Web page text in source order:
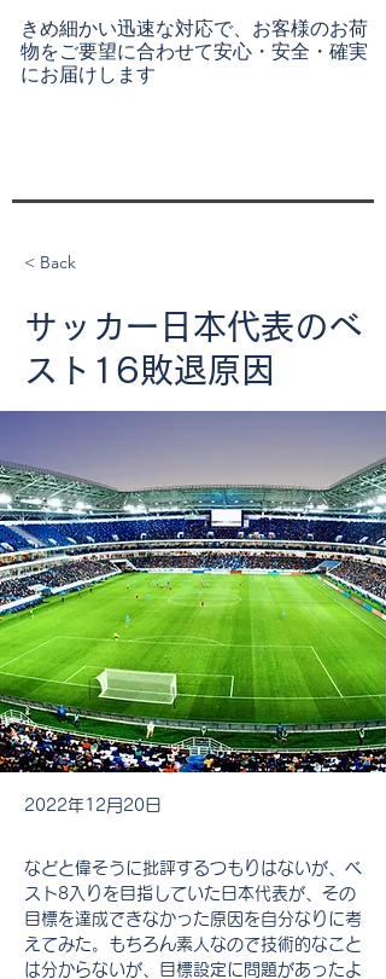
きめ細かい迅速な対応で、お客様のお荷
物をご要望に合わせて安心・安全・確実
にお届けします
< Back
サッカー日本代表のベ
スト16敗退原因
2022年12月20日
などと偉そうに批評するつもりはないが、ベ
スト8入りを目指していた日本代表が、その
目標を達成できなかった原因を自分なりに考
えてみた。もちろん素人なので技術的なこと
は分からないが、目標設定に問題があったよ